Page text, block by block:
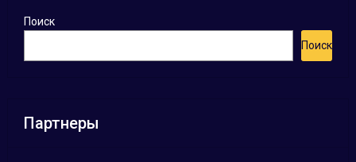
Поиск
Поиск
Партнеры